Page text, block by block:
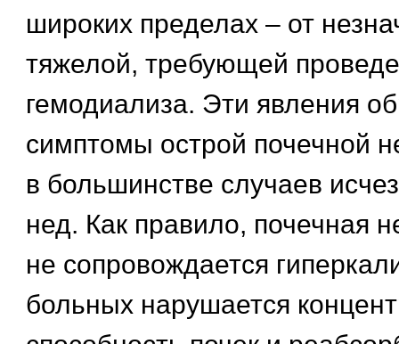
широких пределах – от
тяжелой, требующей
гемодиализа. Эти явления
симптомы острой почечной
в большинстве случаев
нед. Как правило, почечная
не сопровождается
больных нарушается